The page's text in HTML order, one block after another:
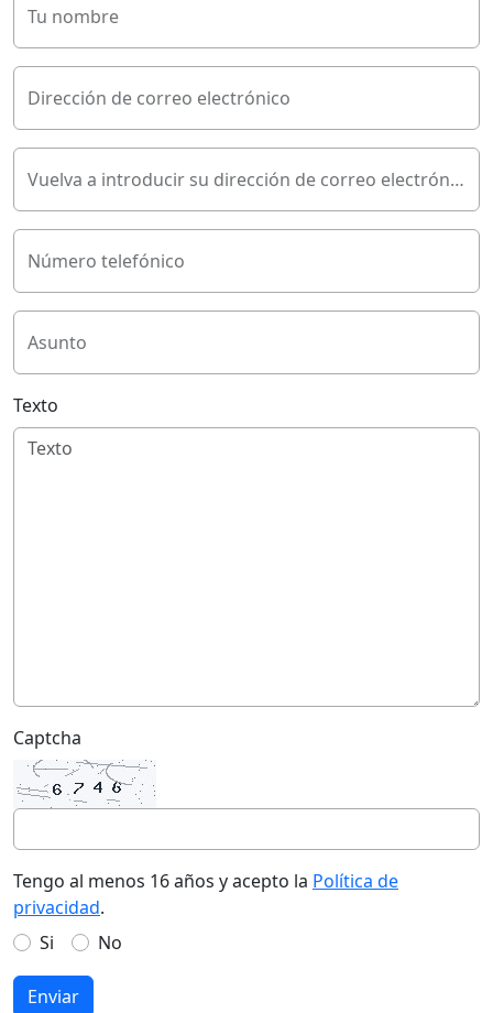
Tu nombre
Dirección de correo electrónico
Vuelva a introducir su dirección de correo electrónico
Número telefónico
Asunto
Texto
Captcha
Tengo al menos 16 años y acepto la Política de
privacidad.
Si
No
Enviar